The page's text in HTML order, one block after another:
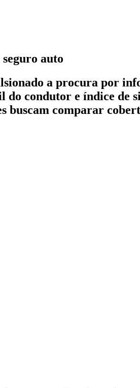
auto
a procura por
do condutor e índice
buscam comparar